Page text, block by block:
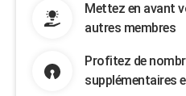
Mettez en avant
autres membres
Profitez de
supplémentaires